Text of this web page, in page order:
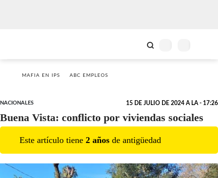
MAFIA EN IPS ABC EMPLEOS
NACIONALES 15 DE JULIO DE 2024 A LA - 17:26
Buena Vista: conflicto por viviendas sociales
Este artículo tiene 2 años de antigüedad